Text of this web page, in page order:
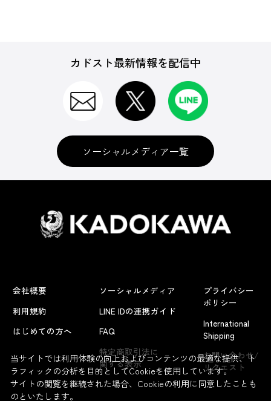
カドスト最新情報を配信中
ソーシャルメディア一覧
会社概要
利用規約
はじめての方へ
ソーシャルメディア
LINE IDの連携ガイド
FAQ
特定商取引法に
関する表示
プライバシー
ポリシー
International
Shipping
お問い合わせ/
リクエスト
当サイトでは利用体験の向上およびコンテンツの最適な提供、ト
ラフィックの分析を目的としてCookieを使用しています。
サイトの閲覧を継続された場合、Cookieの利用に同意したことも
のといたします。